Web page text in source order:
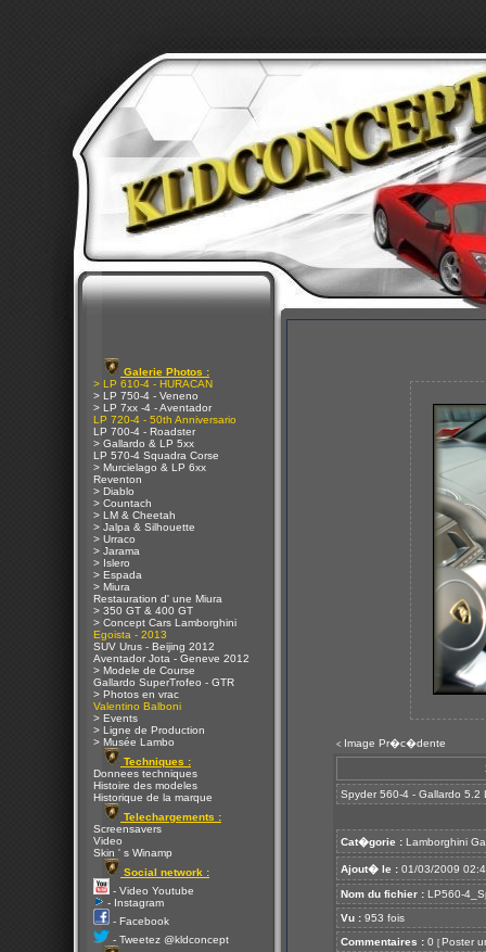
Galerie Photos :
> LP 610-4 - HURACAN
> LP 750-4 - Veneno
> LP 7xx -4 - Aventador
LP 720-4 - 50th Anniversario
LP 700-4 - Roadster
> Gallardo & LP 5xx
LP 570-4 Squadra Corse
> Murcielago & LP 6xx
Reventon
> Diablo
> Countach
> LM & Cheetah
> Jalpa & Silhouette
> Urraco
> Jarama
> Islero
> Espada
> Miura
Restauration d' une Miura
> 350 GT & 400 GT
> Concept Cars Lamborghini
Egoista - 2013
SUV Urus - Beijing 2012
Aventador Jota - Geneve 2012
> Modele de Course
Gallardo SuperTrofeo - GTR
> Photos en vrac
Valentino Balboni
> Events
> Ligne de Production
> Musée Lambo
Techniques :
Donnees techniques
Histoire des modeles
Historique de la marque
Telechargements :
Screensavers
Video
Skin ' s Winamp
Social network :
- Video Youtube
- Instagram
- Facebook
- Tweetez @kldconcept
< Image Pr�c�dente
Spyder 560-4 - Gallardo 5.2
Cat�gorie : Lamborghini
Ajout� le : 01/03/2009
Nom du fichier : LP560-
Vu : 953 fois
Commentaires : 0 [ Poster